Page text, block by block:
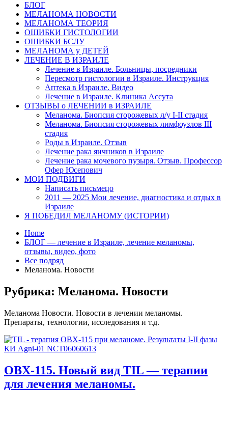
БЛОГ
МЕЛАНОМА НОВОСТИ
МЕЛАНОМА ТЕОРИЯ
ОШИБКИ ГИСТОЛОГИИ
ОШИБКИ БСЛУ
МЕЛАНОМА у ДЕТЕЙ
ЛЕЧЕНИЕ В ИЗРАИЛЕ
Лечение в Израиле. Больницы, посредники
Пересмотр гистологии в Израиле. Инструкция
Аптека в Израиле. Видео
Лечение в Израиле. Клиника Ассута
ОТЗЫВЫ о ЛЕЧЕНИИ в ИЗРАИЛЕ
Меланома. Биопсия сторожевых л/у I-II стадия
Меланома. Биопсия сторожевых лимфоузлов III
стадия
Роды в Израиле. Отзыв
Лечение рака яичников в Израиле
Лечение рака мочевого пузыря. Отзыв. Профессор
Офер Юсепович
МОИ ПОДВИГИ
Написать письмецо
2011 — 2025 Мои лечение, диагностика и отдых в
Израиле
Я ПОБЕДИЛ МЕЛАНОМУ (ИСТОРИИ)
Home
БЛОГ — лечение в Израиле, лечение меланомы,
отзывы, видео, фото
Все подряд
Меланома. Новости
Рубрика: Меланома. Новости
Меланома Новости. Новости в лечении меланомы.
Препараты, технологии, исследования и т.д.
OBX-115. Новый вид TIL — терапии
для лечения меланомы.